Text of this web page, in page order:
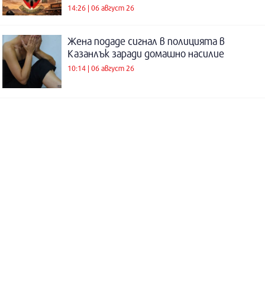
14:26 | 06 август 26
Жена подаде сигнал в полицията в
Казанлък заради домашно насилие
10:14 | 06 август 26